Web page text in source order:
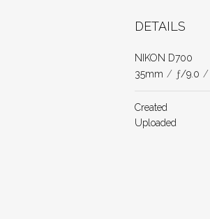
DETAILS
NIKON D700
35mm / ƒ/9.0 /
Created
Uploaded